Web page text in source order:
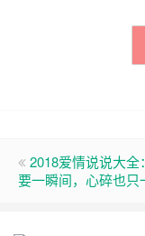
2018爱情说说大全
要一瞬间，心碎也只